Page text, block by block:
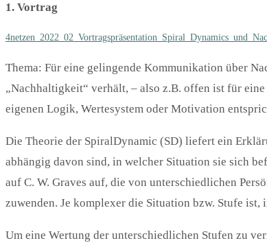
1. Vortrag
Thema: Für eine gelingende Kommunikation über
„Nachhaltigkeit“ verhält, – also z.B. offen ist für
eigenen Logik, Wertesystem oder Motivation
Die Theorie der SpiralDynamic (SD) liefert ein
abhängig davon sind, in welcher Situation sie sich
auf C. W. Graves auf, die von unterschiedlichen
zuwenden. Je komplexer die Situation bzw. Stufe
Um eine Wertung der unterschiedlichen Stufen zu